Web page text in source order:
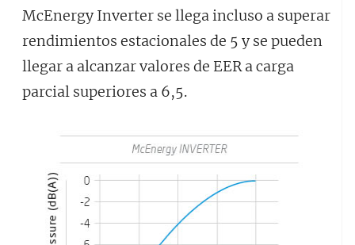
McEnergy Inverter se llega incluso a superar
rendimientos estacionales de 5 y se pueden
llegar a alcanzar valores de EER a carga
parcial superiores a 6,5.